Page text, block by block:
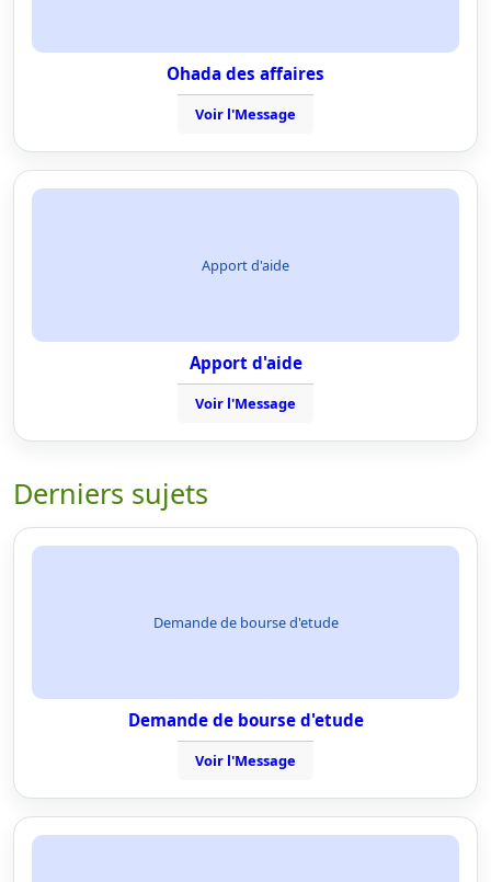
Ohada des affaires
Voir l'Message
Apport d'aide
Apport d'aide
Voir l'Message
Derniers sujets
Demande de bourse d'etude
Demande de bourse d'etude
Voir l'Message